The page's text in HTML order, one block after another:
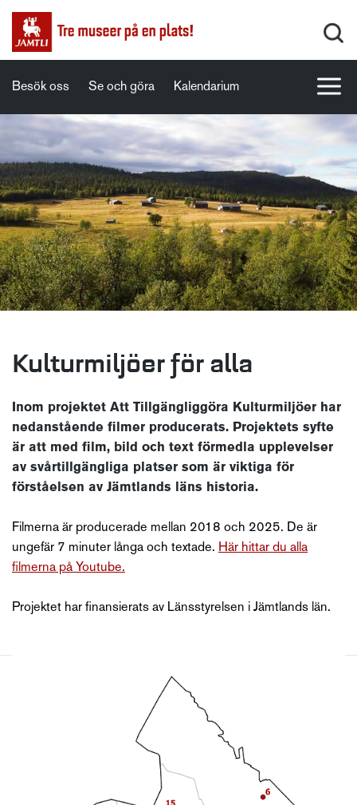
Besök oss Se och göra Kalendarium
Kulturmiljöer för alla
Inom projektet Att Tillgängliggöra Kulturmiljöer har
nedanstående filmer producerats. Projektets syfte
är att med film, bild och text förmedla upplevelser
av svårtillgängliga platser som är viktiga för
förståelsen av Jämtlands läns historia.
Filmerna är producerade mellan 2018 och 2025. De är
ungefär 7 minuter långa och textade. Här hittar du alla
filmerna på Youtube.
Projektet har finansierats av Länsstyrelsen i Jämtlands län.